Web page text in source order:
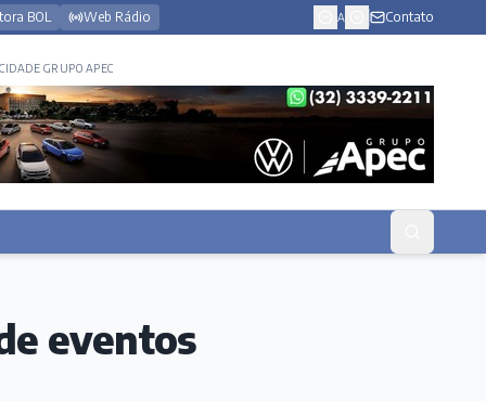
BOL Web Rádio A Contato
GRUPO APEC
eventos